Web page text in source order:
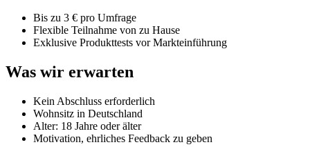
Bis zu 3 € pro Umfrage
Flexible Teilnahme von zu Hause
Exklusive Produkttests vor Markteinführung
Was wir erwarten
Kein Abschluss erforderlich
Wohnsitz in Deutschland
Alter: 18 Jahre oder älter
Motivation, ehrliches Feedback zu geben